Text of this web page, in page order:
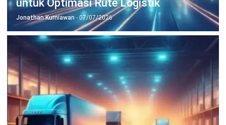
TRANSPORT MANAGEMENT
Apa Itu Downtime Armada dan
Mengapa Anda Harus Tahu